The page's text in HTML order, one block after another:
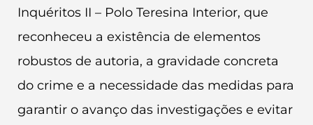
Inquéritos II – Polo Teresina Interior, que
reconheceu a existência de elementos
robustos de autoria, a gravidade concreta
do crime e a necessidade das medidas para
garantir o avanço das investigações e evitar